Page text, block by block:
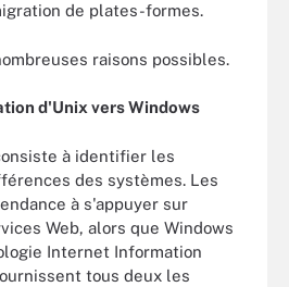
de plates-formes.
raisons possibles.
d'Unix vers Windows
à identifier les
des systèmes. Les
à s'appuyer sur
Web, alors que Windows
Internet Information
tous deux les